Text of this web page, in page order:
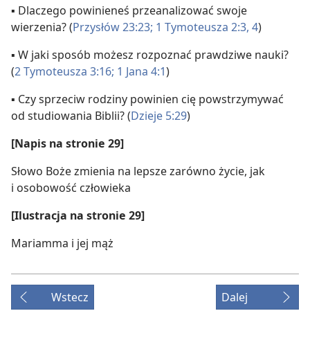
▪ Dlaczego powinieneś przeanalizować swoje
wierzenia? (Przysłów 23:23; 1 Tymoteusza 2:3, 4)
▪ W jaki sposób możesz rozpoznać prawdziwe nauki?
(2 Tymoteusza 3:16; 1 Jana 4:1)
▪ Czy sprzeciw rodziny powinien cię powstrzymywać
od studiowania Biblii? (Dzieje 5:29)
[Napis na stronie 29]
Słowo Boże zmienia na lepsze zarówno życie, jak
i osobowość człowieka
[Ilustracja na stronie 29]
Mariamma i jej mąż
Wstecz Dalej